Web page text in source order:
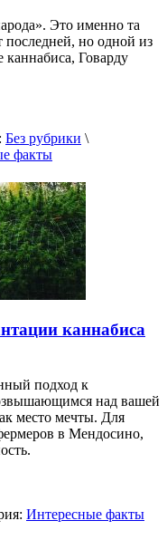
Это именно та
но одной из
Говарду
Без рубрики \
факты
каннабиса
подход к
над вашей
место мечты. Для
в Мендосино,
Интересные факты